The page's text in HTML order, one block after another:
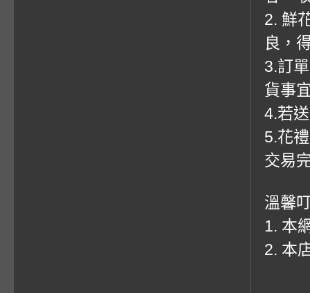
2. 鮮
良，
3.訂
貨事
4.若
5.花
交易
溫馨
1. 本
2. 本